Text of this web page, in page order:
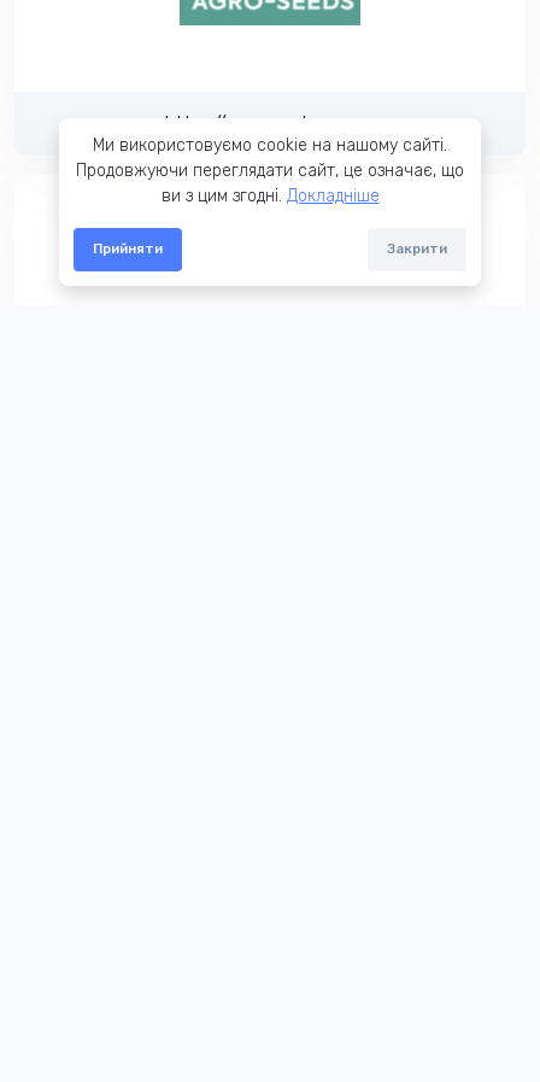
https://agro-seeds.com.ua
Ми використовуємо cookie на нашому сайті.
Продовжуючи переглядати сайт, це означає, що
ви з цим згодні. Докладніше
Прийняти Закрити